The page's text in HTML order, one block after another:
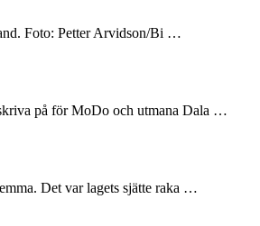
Foto: Petter Arvidson/Bi …
på för MoDo och utmana Dala …
Det var lagets sjätte raka …